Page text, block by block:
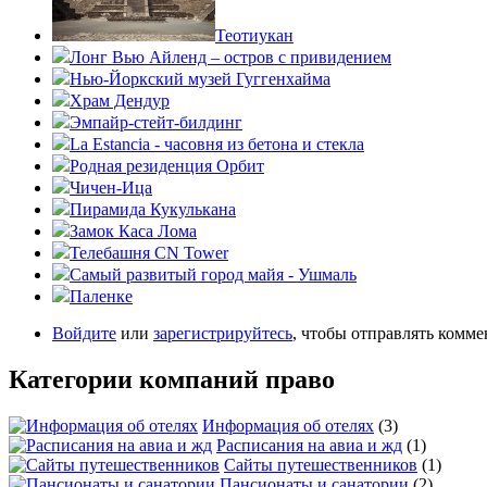
Теотиукан
Лонг Вью Айленд – остров с привидением
Нью-Йоркский музей Гуггенхайма
Храм Дендур
Эмпайр-стейт-билдинг
La Estancia - часовня из бетона и стекла
Родная резиденция Орбит
Чичен-Ица
Пирамида Кукулькана
Замок Каса Лома
Телебашня CN Tower
Самый развитый город майя - Ушмаль
Паленке
Войдите или зарегистрируйтесь, чтобы отправлять
Категории компаний право
Информация об отелях (3)
Расписания на авиа и жд (1)
Сайты путешественников (1)